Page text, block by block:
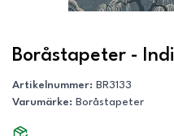
Boråstapeter -
Artikelnummer: BR3133
Varumärke: Boråstapeter